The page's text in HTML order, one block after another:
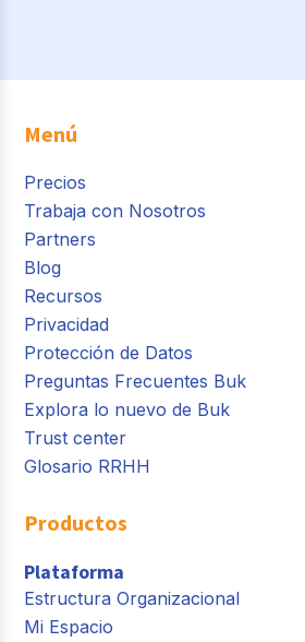
Menú
Precios
Trabaja con Nosotros
Partners
Blog
Recursos
Privacidad
Protección de Datos
Preguntas Frecuentes Buk
Explora lo nuevo de Buk
Trust center
Glosario RRHH
Productos
Plataforma
Estructura Organizacional
Mi Espacio